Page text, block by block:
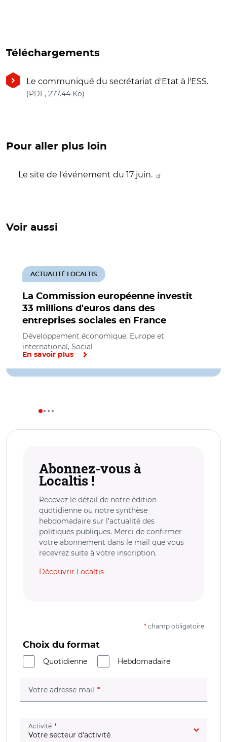
Téléchargements
Le communiqué du secrétariat d'Etat à l'ESS.
(PDF, 277.44 Ko)
Pour aller plus loin
Le site de l'événement du 17 juin.
Voir aussi
La Commission européenne investit
33 millions d'euros dans des
entreprises sociales en France
ACTUALITÉ LOCALTIS
Développement économique, Europe et
international, Social
En savoir plus
Abonnez-vous à
Localtis !
Recevez le détail de notre édition
quotidienne ou notre synthèse
hebdomadaire sur l’actualité des
politiques publiques. Merci de confirmer
votre abonnement dans le mail que vous
recevrez suite à votre inscription.
Découvrir Localtis
* champ obligatoire
Choix du format
Quotidienne
Hebdomadaire
Votre adresse mail (champ obligatoire)
Activité (champ obligatoire)